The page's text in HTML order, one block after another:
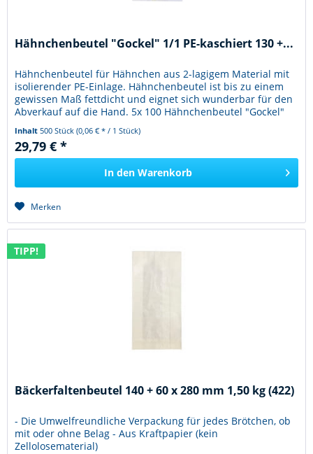
Hähnchenbeutel "Gockel" 1/1 PE-kaschiert 130 +...
Hähnchenbeutel für Hähnchen aus 2-lagigem Material mit
isolierender PE-Einlage. Hähnchenbeutel ist bis zu einem
gewissen Maß fettdicht und eignet sich wunderbar für den
Abverkauf auf die Hand. 5x 100 Hähnchenbeutel "Gockel"
Inhalt 500 Stück(0,06 € * / 1 Stück)
29,79 € *
In den Warenkorb
Merken
TIPP!
Bäckerfaltenbeutel 140 + 60 x 280 mm 1,50 kg (422)
- Die Umwelfreundliche Verpackung für jedes Brötchen, ob
mit oder ohne Belag - Aus Kraftpapier (kein
Zellolosematerial)